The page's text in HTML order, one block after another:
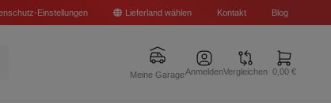
Einstellungen Lieferland wählen Kontakt Blog
Meine GarageAnmeldenVergleichen 0,00 €